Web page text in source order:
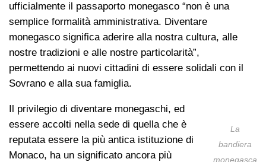
ufficialmente il passaporto monegasco “non è una
semplice formalità amministrativa. Diventare
monegasco significa aderire alla nostra cultura, alle
nostre tradizioni e alle nostre particolarità”,
permettendo ai nuovi cittadini di essere solidali con il
Sovrano e alla sua famiglia.
La
bandiera
monegasca
Il privilegio di diventare monegaschi, ed
essere accolti nella sede di quella che è
reputata essere la più antica istituzione di
Monaco, ha un significato ancora più